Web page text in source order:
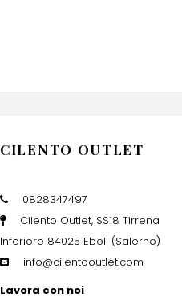
CILENTO OUTLET
0828347497
Cilento Outlet, SS18 Tirrena
Inferiore 84025 Eboli (Salerno)
info@cilentooutlet.com
Lavora con noi